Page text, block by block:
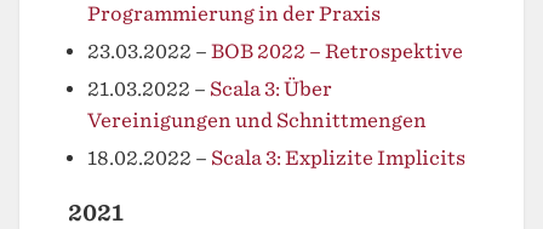
Programmierung in der Praxis
23.03.2022 – BOB 2022 – Retrospektive
21.03.2022 – Scala 3: Über
Vereinigungen und Schnittmengen
18.02.2022 – Scala 3: Explizite Implicits
2021